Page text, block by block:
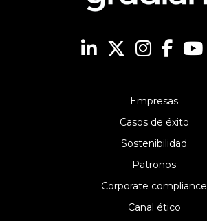
Empresas
Casos de éxito
Sostenibilidad
Patronos
Corporate compliance
Canal ético